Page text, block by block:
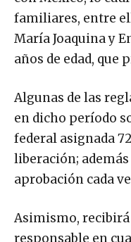
familiares, entre
María Joaquina y
años de edad, que
Algunas de las
en dicho período
federal asignada
liberación;
aprobación cada
Asimismo,
responsable en